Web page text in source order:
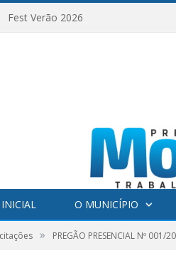
Fest Verão 2026
O MUNICÍPIO
» PREGÃO PRESENCIAL Nº